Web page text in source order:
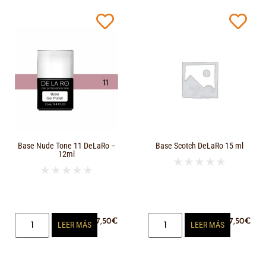
Base Nude Tone 11 DeLaRo –
12ml
★ ★ ★ ★ ★
17,50€
LEER MÁS
Base Scotch DeLaRo 15 ml
★ ★ ★ ★ ★
17,50€
LEER MÁS